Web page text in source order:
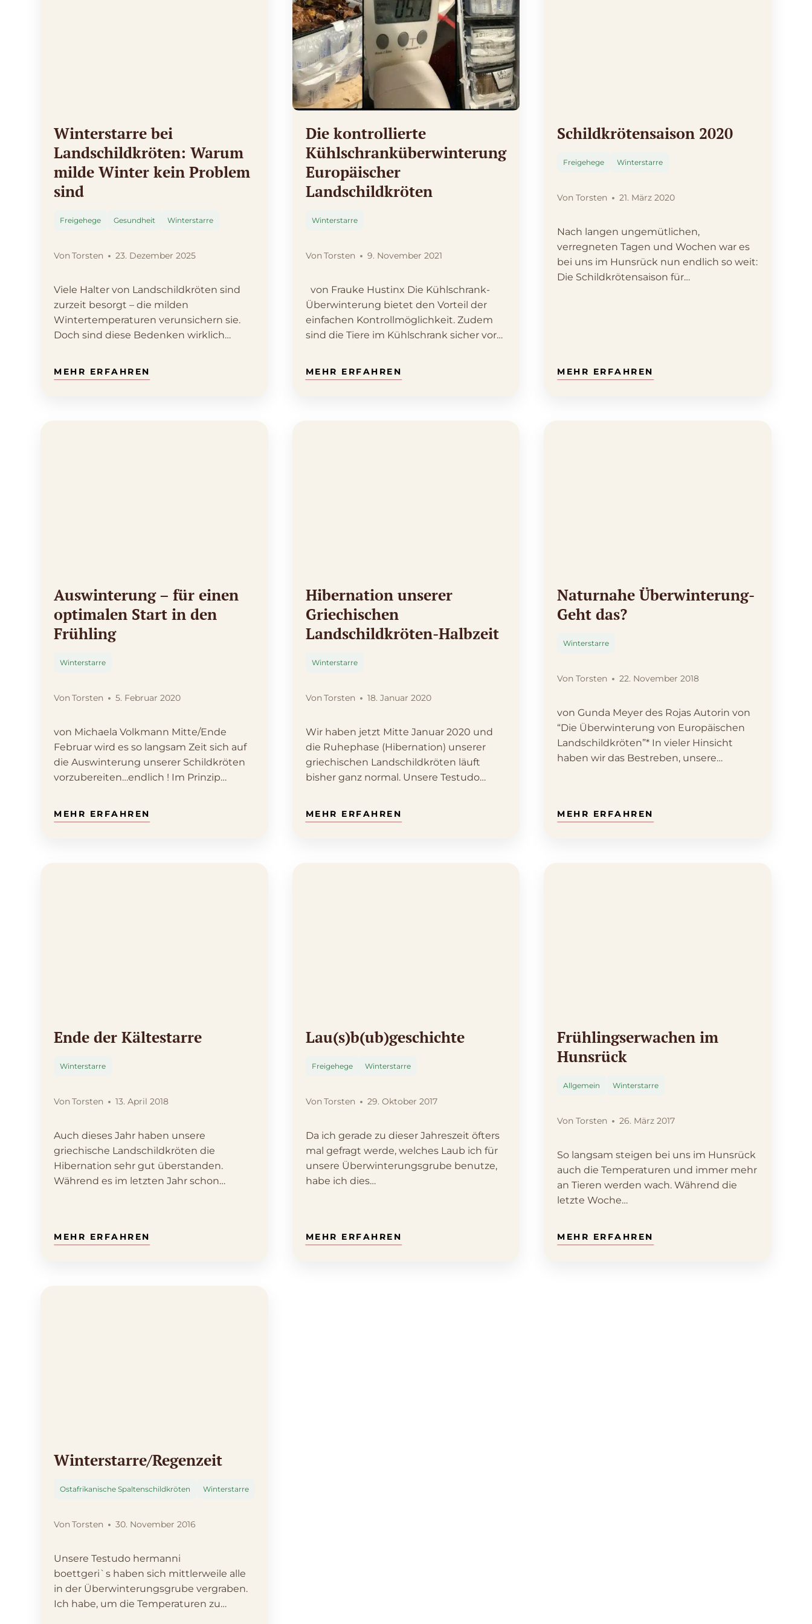
Freigehege Gesundheit Winterstarre
Winterstarre bei
Landschildkröten: Warum
milde Winter kein Problem
sind
Von Torsten 23. Dezember 2025
Viele Halter von Landschildkröten sind
zurzeit besorgt – die milden
Wintertemperaturen verunsichern sie.
Doch sind diese Bedenken wirklich
Winterstarre
Die kontrollierte
Kühlschranküberwinterung
Europäischer
Landschildkröten
Von Torsten 9. November 2021
von Frauke Hustinx Die Kühlschrank-
Überwinterung bietet den Vorteil der
einfachen Kontrollmöglichkeit. Zudem
sind die Tiere im Kühlschrank sicher vor…
Freigehege Winterstarre
Schildkrötensaison 2020
Von Torsten 21. März 2020
Nach langen ungemütlichen,
verregneten Tagen und Wochen war es
bei uns im Hunsrück nun endlich so weit:
Die Schildkrötensaison für…
Winterstarre
Auswinterung – für einen
optimalen Start in den
Frühling
Von Torsten 5. Februar 2020
von Michaela Volkmann Mitte/Ende
Februar wird es so langsam Zeit sich auf
die Auswinterung unserer Schildkröten
vorzubereiten…endlich ! Im Prinzip…
Winterstarre
Hibernation unserer
Griechischen
Landschildkröten-Halbzeit
Von Torsten 18. Januar 2020
Wir haben jetzt Mitte Januar 2020 und
die Ruhephase (Hibernation) unserer
griechischen Landschildkröten läuft
bisher ganz normal. Unsere Testudo
Winterstarre
Naturnahe Überwinterung-
Geht das?
Von Torsten 22. November 2018
von Gunda Meyer des Rojas Autorin von
“Die Überwinterung von Europäischen
Landschildkröten”* In vieler Hinsicht
haben wir das Bestreben, unsere…
Winterstarre
Ende der Kältestarre
Von Torsten 13. April 2018
Auch dieses Jahr haben unsere
griechische Landschildkröten die
Hibernation sehr gut überstanden.
Während es im letzten Jahr schon
Freigehege Winterstarre
Lau(s)b(ub)geschichte
Von Torsten 29. Oktober 2017
Da ich gerade zu dieser Jahreszeit öfters
mal gefragt werde, welches Laub ich für
unsere Überwinterungsgrube benutze,
habe ich dies…
Allgemein Winterstarre
Frühlingserwachen im
Hunsrück
Von Torsten 26. März 2017
So langsam steigen bei uns im Hunsrück
auch die Temperaturen und immer mehr
an Tieren werden wach. Während die
letzte Woche…
Ostafrikanische Spaltenschildkröten Winterstarre
Winterstarre/Regenzeit
Von Torsten 30. November 2016
Unsere Testudo hermanni
boettgeri`s haben sich mittlerweile alle
in der Überwinterungsgrube vergraben.
Ich habe, um die Temperaturen zu